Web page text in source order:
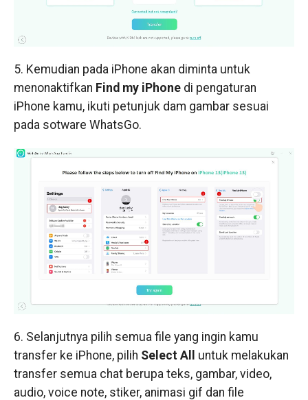
5. Kemudian pada iPhone akan diminta untuk
menonaktifkan Find my iPhonedi pengaturan
iPhone kamu, ikuti petunjuk dam gambar sesuai
pada sotware WhatsGo.
6. Selanjutnya pilih semua file yang ingin kamu
transfer ke iPhone, pilih Select All
untuk melakukan
transfer semua chat berupa teks, gambar, video,
audio, voice note, stiker, animasi gif dan file